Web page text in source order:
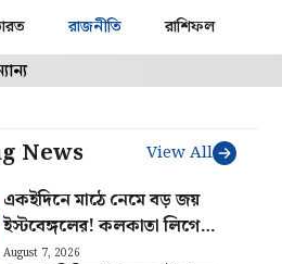
রাজনীতি রাশিফল
News View All
একইদিনে মাঠে নেমে বড় জয়
ইস্টবেঙ্গলের! কলকাতা লিগে
আবারও ধাক্কা মোহনবাগানের
August 7, 2026